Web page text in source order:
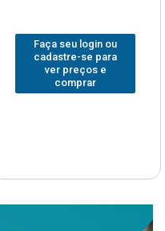
Faça seu login ou
cadastre-se para
ver preços e
comprar